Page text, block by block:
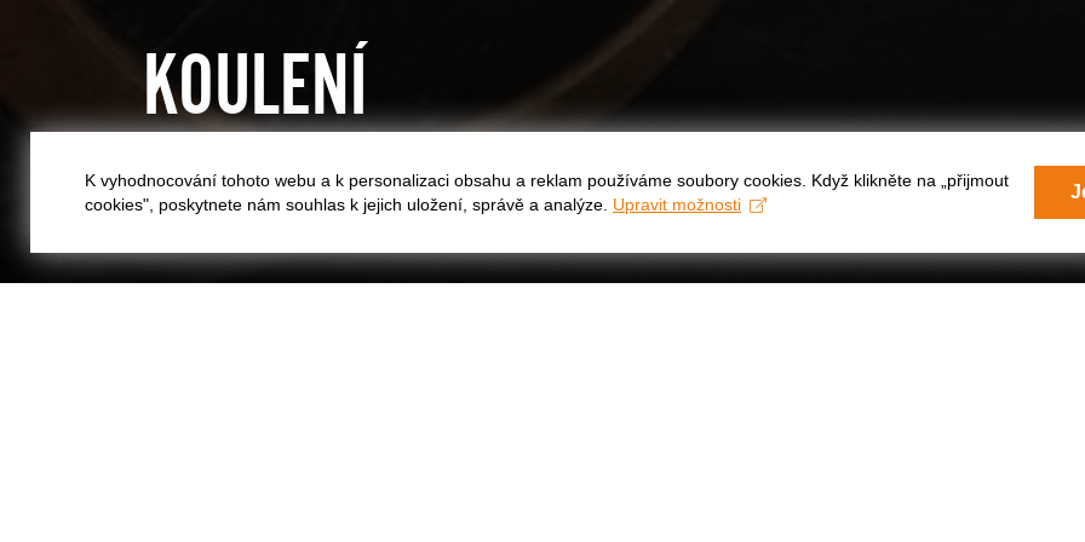
KOULENÍ
VIDEO
K vyhodnocování tohoto webu a k personalizaci obsahu a reklam používáme soubory cookies. Když klikněte na „přijmout
cookies", poskytnete nám souhlas k jejich uložení, správě a analýze. Upravit možnosti